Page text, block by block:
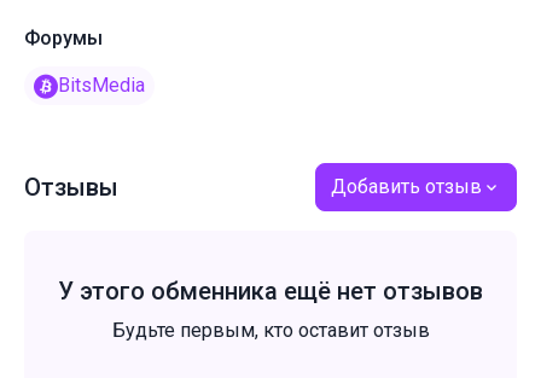
Форумы
BitsMedia
Отзывы Добавить отзыв
У этого обменника ещё нет отзывов
Будьте первым, кто оставит отзыв